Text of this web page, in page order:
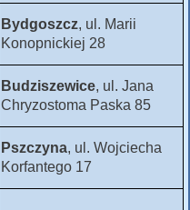
Bydgoszcz, ul. Marii
Konopnickiej 28
Budziszewice, ul. Jana
Chryzostoma Paska 85
Pszczyna, ul. Wojciecha
Korfantego 17